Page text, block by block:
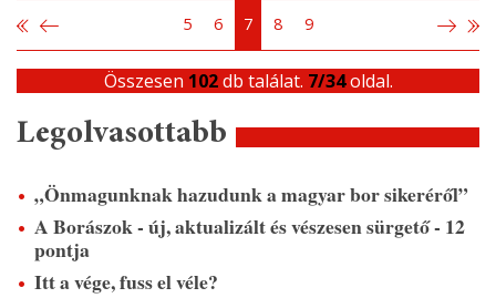
5 6 7 8 9
Összesen 102db találat. 7/34oldal.
Legolvasottabb
„Önmagunknak hazudunk a magyar bor sikeréről”
A Borászok - új, aktualizált és vészesen sürgető - 12
pontja
Itt a vége, fuss el véle?